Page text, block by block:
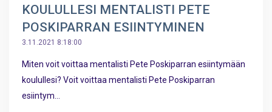
KOULULLESI MENTALISTI PETE
POSKIPARRAN ESIINTYMINEN
3.11.2021 8:18:00
Miten voit voittaa mentalisti Pete Poskiparran esiintymään
koulullesi? Voit voittaa mentalisti Pete Poskiparran
esiintym...